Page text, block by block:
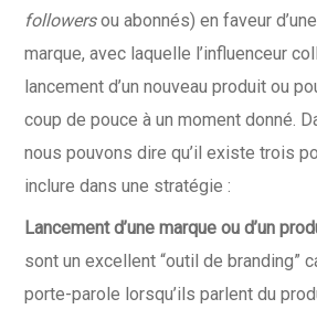
followersou abonnés) en faveur
marque, avec laquelle l’influenceur
lancement d’un nouveau produit ou
coup de pouce à un moment donné.
nous pouvons dire qu’il existe trois
inclure dans une stratégie :
Lancement d’une marque ou d’un
sont un excellent “outil de branding”
porte-parole lorsqu’ils parlent du